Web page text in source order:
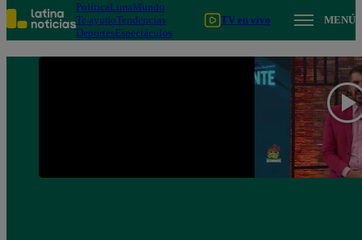
PolíticaLimaMundo
Te ayudoTendencias
DeportesEspectáculos
TV en vivo MENÚ